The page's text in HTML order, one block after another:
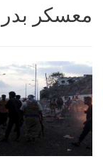
معسكر بدر